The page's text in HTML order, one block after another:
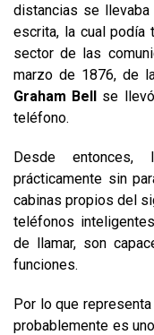
distancias se
escrita, la cual podía
sector de las
marzo de 1876, de
Graham Bell se
teléfono.
Desde entonces,
prácticamente sin
cabinas propios del
teléfonos
de llamar, son
funciones.
Por lo que
probablemente es